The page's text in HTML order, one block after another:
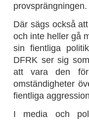
provsprängningen.
Där sägs också
och inte heller gå
sin fientliga
DFRK ser sig
att vara den
omständigheter
fientliga
I media och